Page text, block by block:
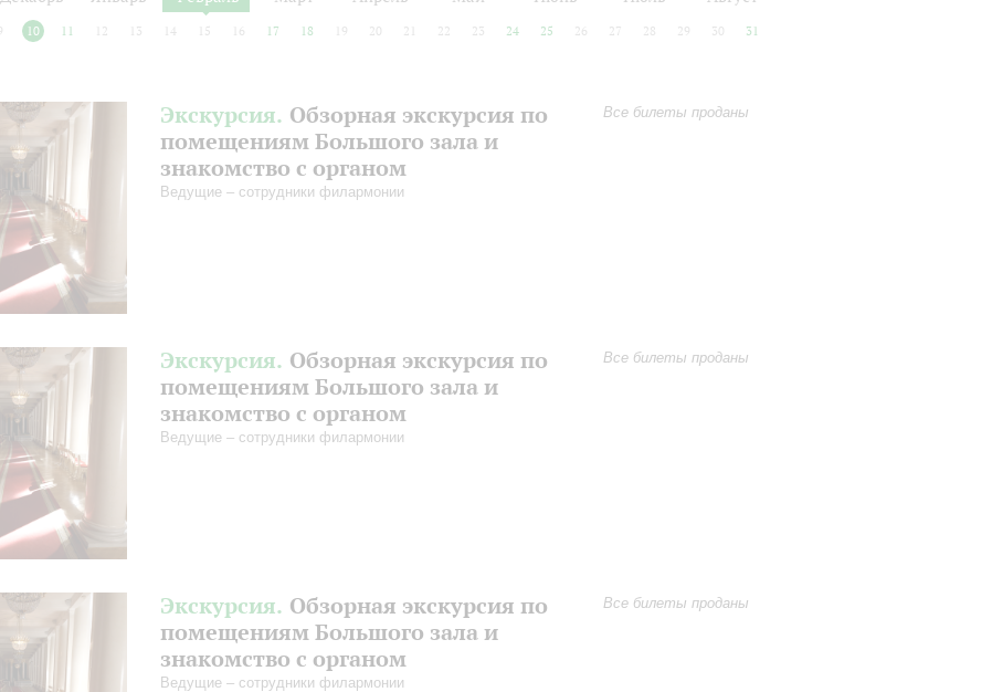
9 10 11 12 13 14 15 16 17 18 19 20 21 22 23 24 25 26 27 28 29 30 31
Экскурсия. Обзорная экскурсия по
помещениям Большого зала и
знакомство с органом
Ведущие – сотрудники филармонии
Все билеты проданы
Экскурсия. Обзорная экскурсия по
помещениям Большого зала и
знакомство с органом
Ведущие – сотрудники филармонии
Все билеты проданы
Экскурсия. Обзорная экскурсия по
помещениям Большого зала и
знакомство с органом
Ведущие – сотрудники филармонии
Все билеты проданы